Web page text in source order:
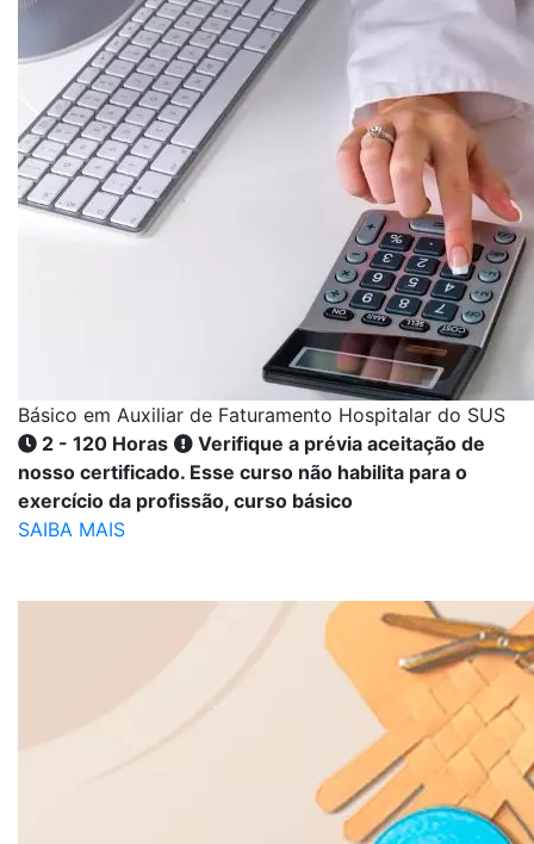
Básico em Auxiliar de Faturamento Hospitalar do SUS
2 - 120 Horas
Verifique a prévia aceitação de
nosso certificado. Esse curso não habilita para o
exercício da profissão, curso básico
SAIBA MAIS